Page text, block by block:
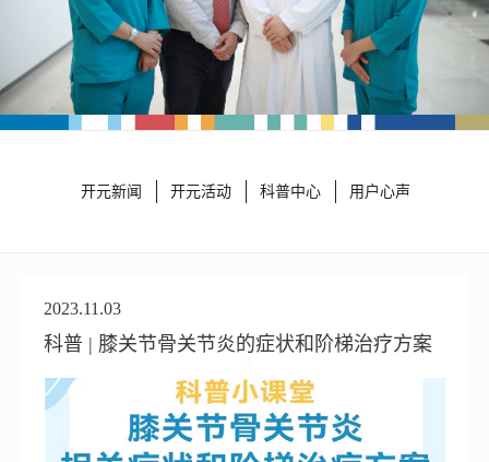
开元新闻 开元活动 科普中心 用户心声
2023.11.03
科普 | 膝关节骨关节炎的症状和阶梯治疗方案